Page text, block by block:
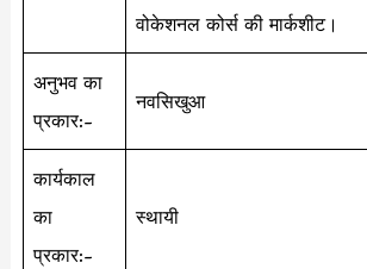
वोकेशनल कोर्स की मार्कशीट।
अनुभव का
प्रकार:-
नवसिखुआ
कार्यकाल
का
प्रकार:-
स्थायी